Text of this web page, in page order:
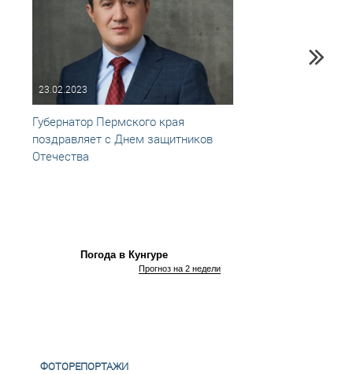
23.02.2023
Губернатор Пермского края
поздравляет с Днем защитников
Отечества
Погода в Кунгуре
Прогноз на 2 недели
ФОТОРЕПОРТАЖИ